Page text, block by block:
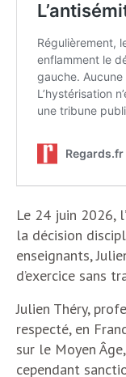
Le 24 juin 2026,
la décision
enseignants,
d’exercice sans
Julien Théry,
respecté, en
sur le Moyen
cependant